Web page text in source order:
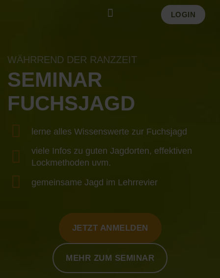
LOGIN
WÄHRREND DER RANZZEIT
SEMINAR
FUCHSJAGD
lerne alles Wissenswerte zur Fuchsjagd
viele Infos zu guten Jagdorten, effektiven
Lockmethoden uvm.
gemeinsame Jagd im Lehrrevier
JETZT ANMELDEN
MEHR ZUM SEMINAR